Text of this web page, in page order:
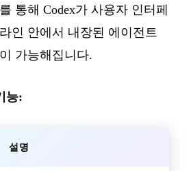
통해 Codex가 사용자 인터페
인 안에서 내장된 에이전트
가능해집니다.
능:
설명